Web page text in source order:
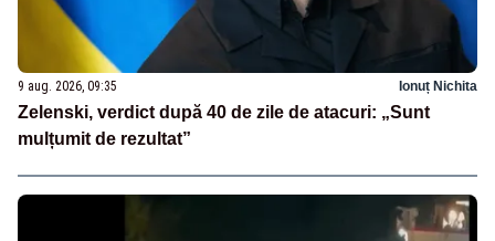
9 aug. 2026, 09:35 Ionuț Nichita
Zelenski, verdict după 40 de zile de atacuri: „Sunt
mulțumit de rezultat”